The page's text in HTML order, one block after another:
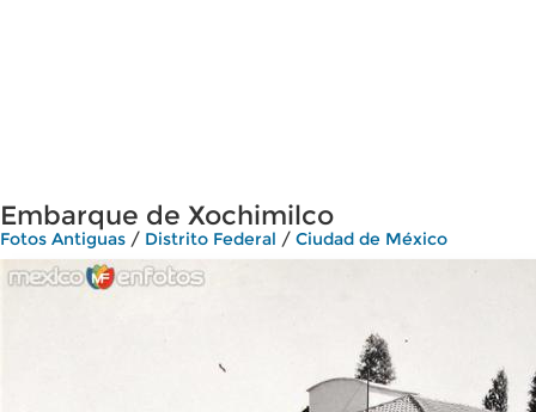
Embarque de Xochimilco
Fotos Antiguas / Distrito Federal / Ciudad de México